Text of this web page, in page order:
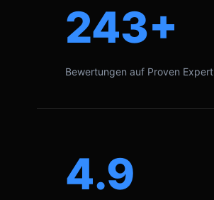
243+
Bewertungen auf Proven Expert
4.9